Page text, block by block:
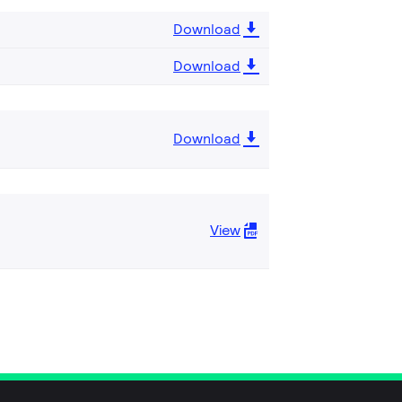
Download
Download
Download
View